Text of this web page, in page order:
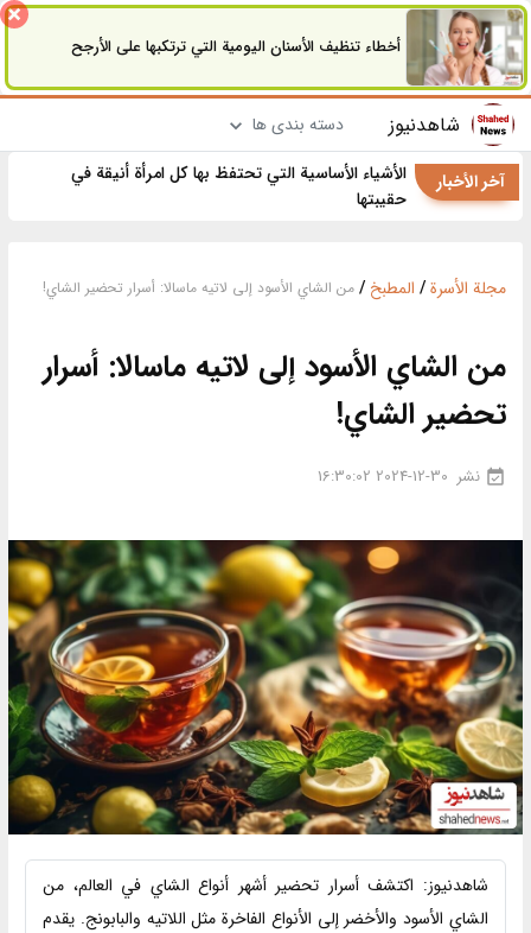
أخطاء تنظيف الأسنان اليومية التي ترتكبها على الأرجح
شاهدنیوز دسته بندی ها
آخر الأخبار
الأشياء الأساسية التي تحتفظ بها كل امرأة أنيقة في
حقيبتها
مجلة الأسرة/ المطبخ / من الشاي الأسود إلى لاتيه ماسالا: أسرار تحضير الشاي!
من الشاي الأسود إلى لاتيه ماسالا: أسرار
تحضير الشاي!
نشر 2024-12-30 16:30:02
شاهدنیوز: اكتشف أسرار تحضير أشهر أنواع الشاي في العالم، من
الشاي الأسود والأخضر إلى الأنواع الفاخرة مثل اللاتيه والبابونج. يقدم